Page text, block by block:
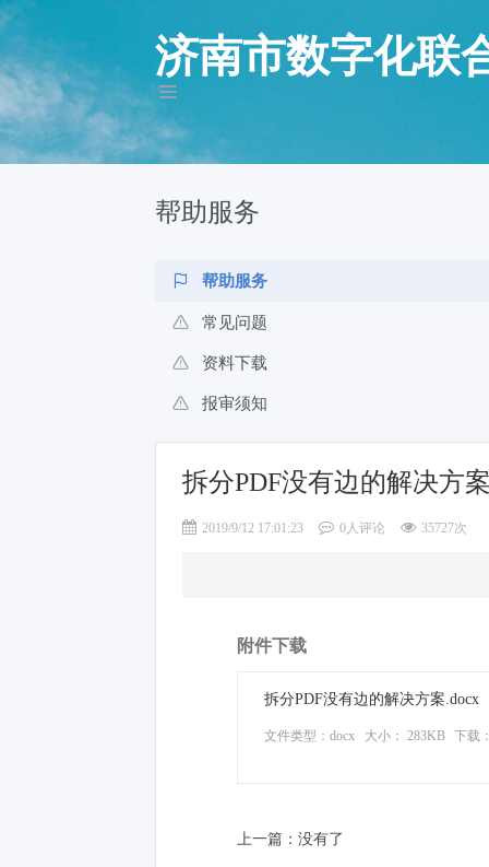
济南市数字化联
帮助服务
帮助服务
常见问题
资料下载
报审须知
拆分PDF没有边的解决方
2019/9/12 17:01:23 0人评论 35727次
附件下载
拆分PDF没有边的解决方案.docx
文件类型：docx 大小： 283KB 下载
上一篇：没有了